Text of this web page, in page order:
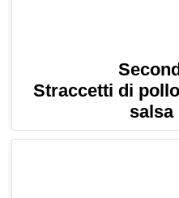
Straccetti di
salsa